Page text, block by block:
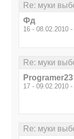
Re: муки
Фд
16 - 08.02.2010
Re: муки
Programer23
17 - 09.02.2010
Re: муки